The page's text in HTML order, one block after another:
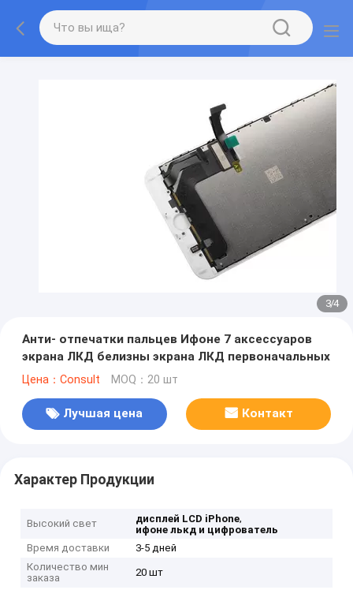
3/4
Анти- отпечатки пальцев Ифоне 7 аксессуаров
экрана ЛКД белизны экрана ЛКД первоначальных
Цена：Consult MOQ：20 шт
Лучшая цена Контакт
Характер Продукции
Высокий свет дисплей LCD iPhone,
ифоне лькд и цифрователь
Время доставки
3-5 дней
Количество мин
заказа
20 шт